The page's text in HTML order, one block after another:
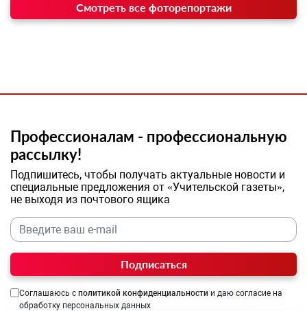
Смотреть все фоторепортажи
Профессионалам - профессиональную
рассылку!
Подпишитесь, чтобы получать актуальные новости и
специальные предложения от «Учительской газеты»,
не выходя из почтового ящика
Подписаться
Соглашаюсь с политикой конфиденциальности и даю согласие на
обработку персональных данных